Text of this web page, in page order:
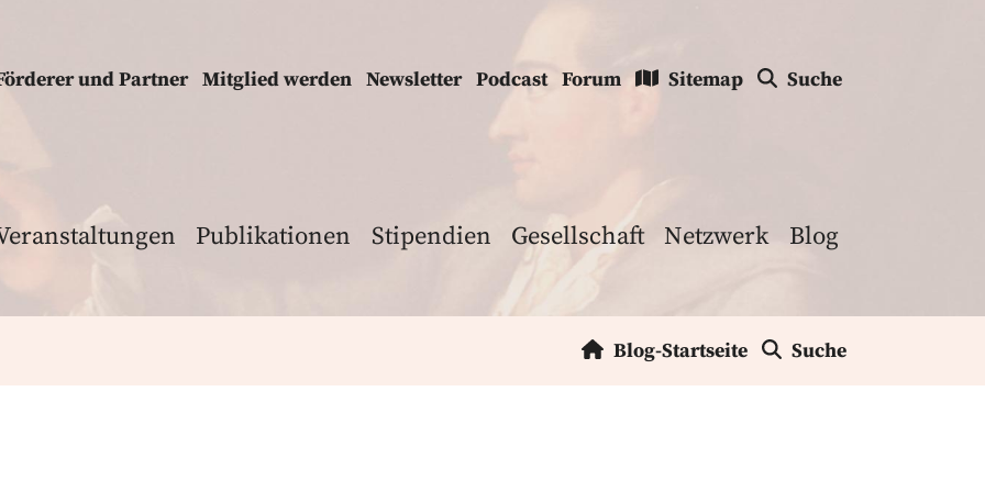
und Partner Mitglied werden Newsletter Podcast Forum Sitemap Suche
Publikationen Stipendien Gesellschaft Netzwerk Blog
Blog-Startseite Suche